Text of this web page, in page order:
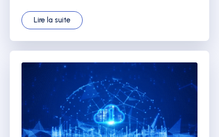
Lire la suite